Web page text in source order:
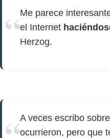
Me parece
el Internet
Herzog.
A veces escribo
ocurrieron, pero que